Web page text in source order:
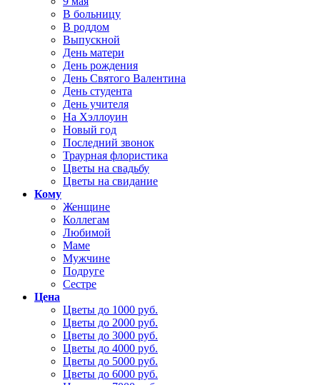
В больницу
В роддом
Выпускной
День матери
День рождения
День Святого Валентина
День студента
День учителя
На Хэллоуин
Новый год
Последний звонок
Траурная флористика
Цветы на свадьбу
Цветы на свидание
Кому
Женщине
Коллегам
Любимой
Маме
Мужчине
Подруге
Сестре
Цена
Цветы до 1000 руб.
Цветы до 2000 руб.
Цветы до 3000 руб.
Цветы до 4000 руб.
Цветы до 5000 руб.
Цветы до 6000 руб.